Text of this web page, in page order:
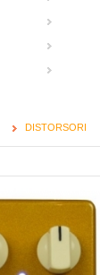
DISTORSORI